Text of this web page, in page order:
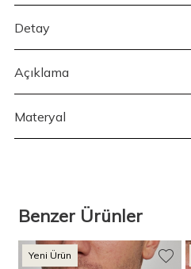
Detay
Açıklama
Materyal
Benzer Ürünler
Yeni Ürün